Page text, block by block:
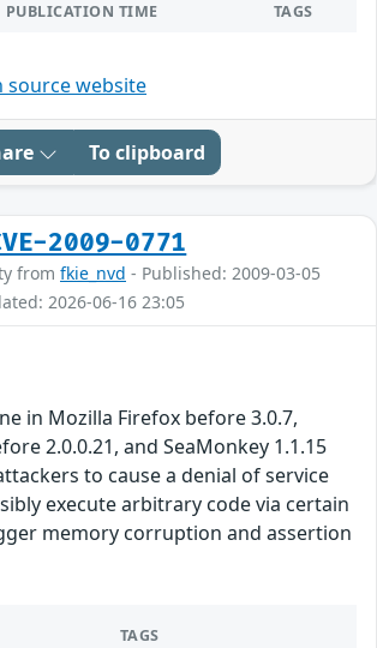
PUBLICATION TIME TAGS
source website
To clipboard
2009-0771
from fkie_nvd - Published: 2009-03-05
2026-06-16 23:05
in Mozilla Firefox before 3.0.7,
2.0.0.21, and SeaMonkey 1.1.15
to cause a denial of service
execute arbitrary code via certain
memory corruption and assertion
TAGS